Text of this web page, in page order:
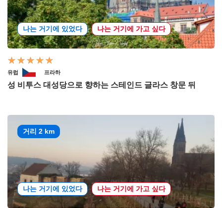
나는 거기에 있었다 나는 거기에 가고 싶다
유럽 프라하
성 비투스 대성당으로 향하는 스테인드 글라스 창문 뒤
거리 2 km
나는 거기에 있었다 나는 거기에 가고 싶다